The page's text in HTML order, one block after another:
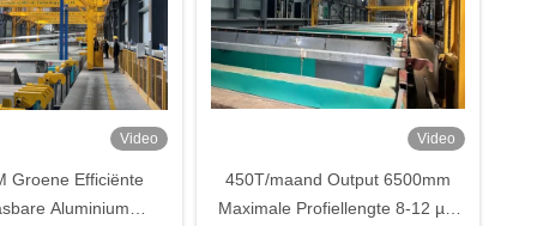
Video
Groene Efficiënte
Aluminium
Video
450T/maand Output 6500mm
Maximale Profiellengte 8-12 µm